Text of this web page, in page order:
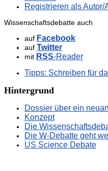
Registrieren als Autor/
Wissenschaftsdebatte auch
auf Facebook
auf Twitter
mit RSS-Reader
Tipps: Schreiben für
Hintergrund
Dossier über ein
Konzept
Die
Die W-Debatte geht
US Science Debate